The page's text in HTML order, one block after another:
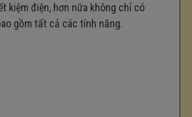
kiệm điện, hơn nữa không chỉ có
gồm tất cả các tính năng.